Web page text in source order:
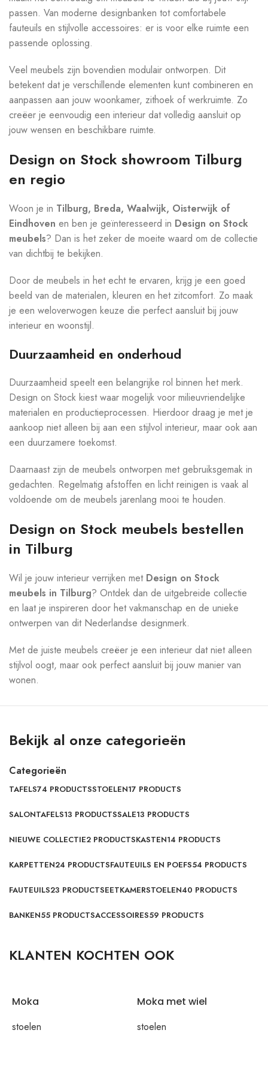
passen. Van moderne designbanken tot comfortabele
fauteuils en stijlvolle accessoires: er is voor elke ruimte een
passende oplossing.
Veel meubels zijn bovendien modulair ontworpen. Dit
betekent dat je verschillende elementen kunt combineren en
aanpassen aan jouw woonkamer, zithoek of werkruimte. Zo
creëer je eenvoudig een interieur dat volledig aansluit op
jouw wensen en beschikbare ruimte.
Design on Stock showroom Tilburg
en regio
Woon je in Tilburg, Breda, Waalwijk, Oisterwijk of
Eindhoven en ben je geïnteresseerd in Design on Stock
meubels? Dan is het zeker de moeite waard om de collectie
van dichtbij te bekijken.
Door de meubels in het echt te ervaren, krijg je een goed
beeld van de materialen, kleuren en het zitcomfort. Zo maak
je een weloverwogen keuze die perfect aansluit bij jouw
interieur en woonstijl.
Duurzaamheid en onderhoud
Duurzaamheid speelt een belangrijke rol binnen het merk.
Design on Stock kiest waar mogelijk voor milieuvriendelijke
materialen en productieprocessen. Hierdoor draag je met je
aankoop niet alleen bij aan een stijlvol interieur, maar ook aan
een duurzamere toekomst.
Daarnaast zijn de meubels ontworpen met gebruiksgemak in
gedachten. Regelmatig afstoffen en licht reinigen is vaak al
voldoende om de meubels jarenlang mooi te houden.
Design on Stock meubels bestellen
in Tilburg
Wil je jouw interieur verrijken met Design on Stock
meubels in Tilburg? Ontdek dan de uitgebreide collectie
en laat je inspireren door het vakmanschap en de unieke
ontwerpen van dit Nederlandse designmerk.
Met de juiste meubels creëer je een interieur dat niet alleen
stijlvol oogt, maar ook perfect aansluit bij jouw manier van
wonen.
Bekijk al onze categorieën
Categorieën
TAFELS74 PRODUCTSSTOELEN17 PRODUCTS
SALONTAFELS13 PRODUCTSSALE13 PRODUCTS
NIEUWE COLLECTIE2 PRODUCTSKASTEN14 PRODUCTS
KARPETTEN24 PRODUCTSFAUTEUILS EN POEFS54 PRODUCTS
FAUTEUILS23 PRODUCTSEETKAMERSTOELEN40 PRODUCTS
BANKEN55 PRODUCTSACCESSOIRES59 PRODUCTS
KLANTEN KOCHTEN OOK
Moka
stoelen
Moka met wiel
stoelen